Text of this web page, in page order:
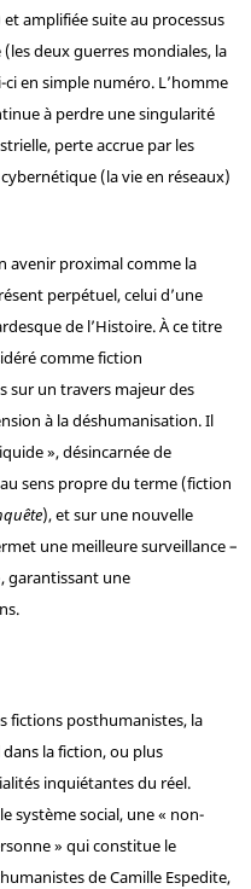
amplifiée suite au processus
deux guerres mondiales, la
en simple numéro. L’homme
à perdre une singularité
perte accrue par les
(la vie en réseaux)
avenir proximal comme la
perpétuel, celui d’une
de l’Histoire. À ce titre
comme fiction
sur un travers majeur des
à la déshumanisation. Il
», désincarnée de
sens propre du terme (fiction
), et sur une nouvelle
une meilleure surveillance –
garantissant une
fictions posthumanistes, la
la fiction, ou plus
inquiétantes du réel.
système social, une « non-
» qui constitue le
de Camille Espedite,